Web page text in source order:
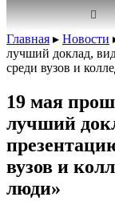
Главная ▸ Новости
лучший доклад,
среди вузов и
19 мая
лучший
вузов и
люди»